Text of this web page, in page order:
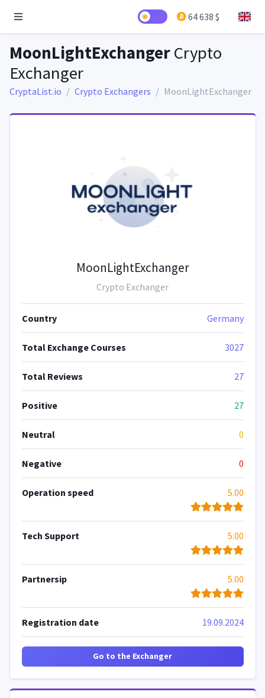
64 638 $
MoonLightExchangerCrypto
Exchanger
CryptaList.io Crypto Exchangers MoonLightExchanger
MoonLightExchanger
Crypto Exchanger
Country Germany
Total Exchange Courses 3027
Total Reviews 27
Positive 27
Neutral 0
Negative 0
Operation speed 5.00
Tech Support 5.00
Partnersip 5.00
Registration date 19.09.2024
Go to the Exchanger